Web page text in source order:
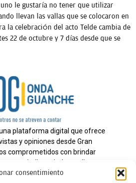
consentimiento
uno le gustaría no tener que utilizar
llevan las vallas que se colocaron en
la celebración del acto Telde cambia de
22 de octubre y 7 días desde que se
plataforma digital que ofrece
y opiniones desde Gran
comprometidos con brindar
un periodismo independiente a
audiencia.